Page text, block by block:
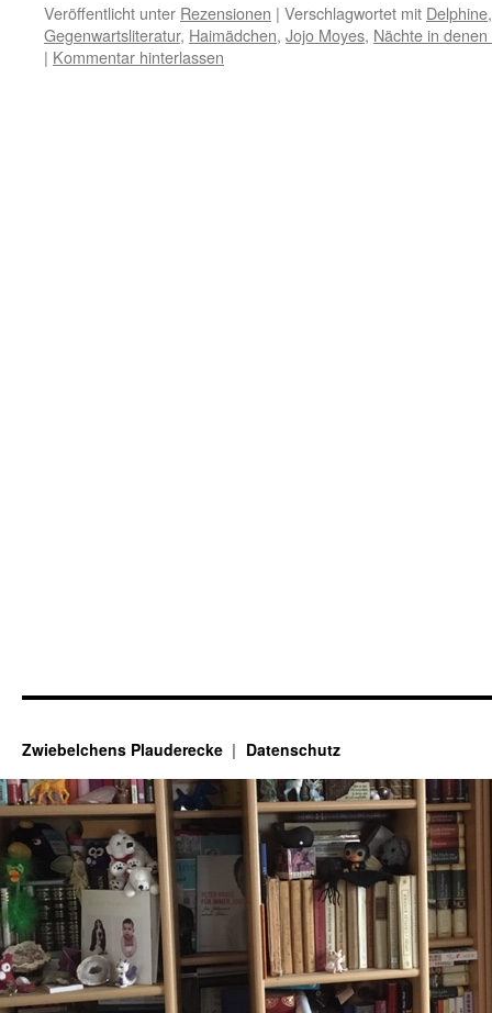
Veröffentlicht unter Rezensionen | Verschlagwortet mit Delphine
Gegenwartsliteratur, Haimädchen, Jojo Moyes, Nächte in
| Kommentar hinterlassen
Zwiebelchens Plauderecke Datenschutz